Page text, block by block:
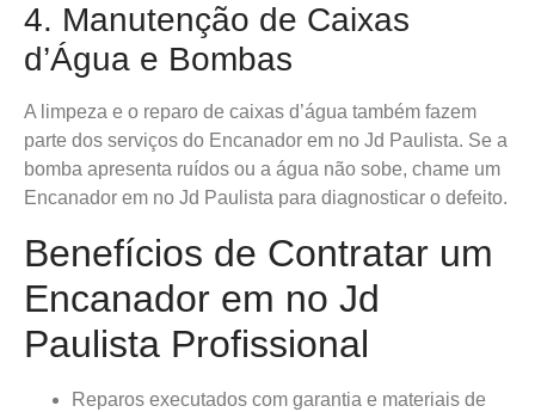
4. Manutenção de Caixas
d’Água e Bombas
A limpeza e o reparo de caixas d’água também fazem
parte dos serviços do Encanador em no Jd Paulista. Se a
bomba apresenta ruídos ou a água não sobe, chame um
Encanador em no Jd Paulista para diagnosticar o defeito.
Benefícios de Contratar um
Encanador em no Jd
Paulista Profissional
Reparos executados com garantia e materiais de